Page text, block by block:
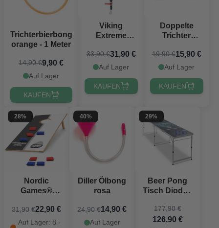
Trichterbierbong
orange - 1 Meter
14,90 €9,90 €
Auf Lager
KAUFEN
Viking
Extreme
cm
PartyVikings®
33,90 €31,90 €
Auf Lager
KAUFEN
Doppelte
Trichter
Deluxe
19,90 €15,90 €
Auf Lager
KAUFEN
28%
Nordic
Games®
Deluxe 60x30
cm
31,90 €22,90 €
Auf Lager: 8 -
40%
Diller Ölbong
rosa
24,90 €14,90 €
Auf Lager
29%
Beer Pong
Tisch Dioden
Offizielle
Maße
177,90 €
126,90 €